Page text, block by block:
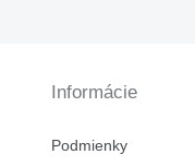
Informácie
Podmienky